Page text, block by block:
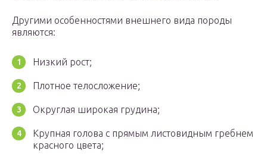
Другими особенностями внешнего вида породы
являются:
Низкий рост;
Плотное телосложение;
Округлая широкая грудина;
Крупная голова с прямым листовидным гребнем
красного цвета;